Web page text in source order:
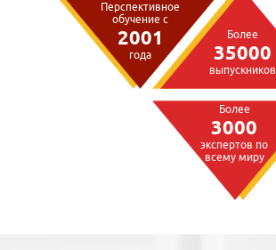
Более
3000
экспертов по
всему миру
Перспективное
обучение с
2001
года
Более
35000
выпускников